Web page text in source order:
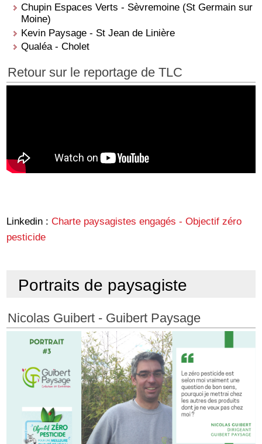
Chupin Espaces Verts - Sèvremoine (St Germain sur
Moine)
Kevin Paysage - St Jean de Linière
Qualéa - Cholet
Retour sur le reportage de TLC
Linkedin :Charte paysagistes engagés - Objectif zéro
pesticide
Portraits de paysagiste
Nicolas Guibert - Guibert Paysage